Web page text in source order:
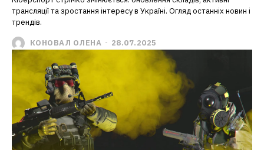
трансляції та зростання інтересу в Україні. Огляд останніх новин і
трендів.
КОНОВАЛ ОЛЕНА - 28.07.2025